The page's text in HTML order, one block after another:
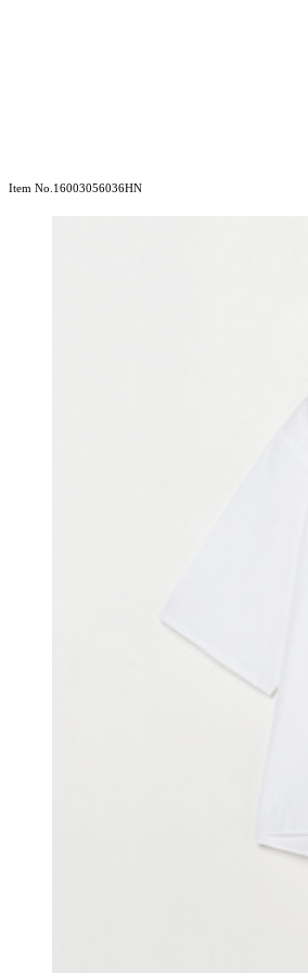
Item No.16003056036HN